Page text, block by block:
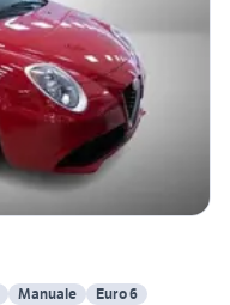
Manuale
Euro 6